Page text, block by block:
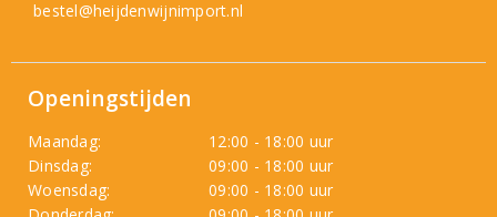
bestel@heijdenwijnimport.nl
Openingstijden
Maandag:
12:00 - 18:00 uur
Dinsdag:
09:00 - 18:00 uur
Woensdag:
09:00 - 18:00 uur